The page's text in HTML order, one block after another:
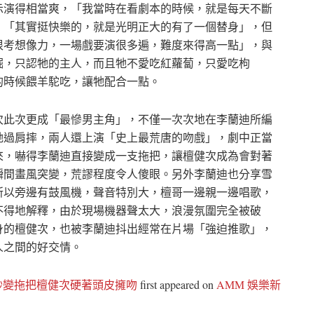
得相當爽，「我當時在看劇本的時候，就是每天不斷
其實挺快樂的，就是光明正大的有了一個替身」，但
想像力，一場戲要演很多遍，難度來得高一點」，與
只認牠的主人，而且牠不愛吃紅蘿蔔，只愛吃枸
候餵羊駝吃，讓牠配合一點。
次更成「最慘男主角」，不僅一次次地在李蘭迪所編
肩摔，兩人還上演「史上最荒唐的吻戲」，劇中正當
嚇得李蘭迪直接變成一支拖把，讓檀健次成為會對著
畫風突變，荒謬程度令人傻眼。另外李蘭迪也分享雪
旁邊有鼓風機，聲音特別大，檀哥一邊親一邊唱歌，
地解釋，由於現場機器聲太大，浪漫氛圍完全被破
檀健次，也被李蘭迪抖出經常在片場「強迫推歌」，
間的好交情。
拖把檀健次硬著頭皮擁吻 first appeared onAMM 娛樂新